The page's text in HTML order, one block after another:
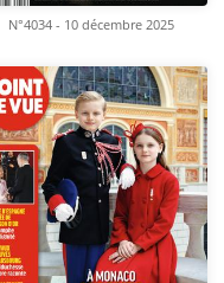
N°4034 - 10 décembre 2025